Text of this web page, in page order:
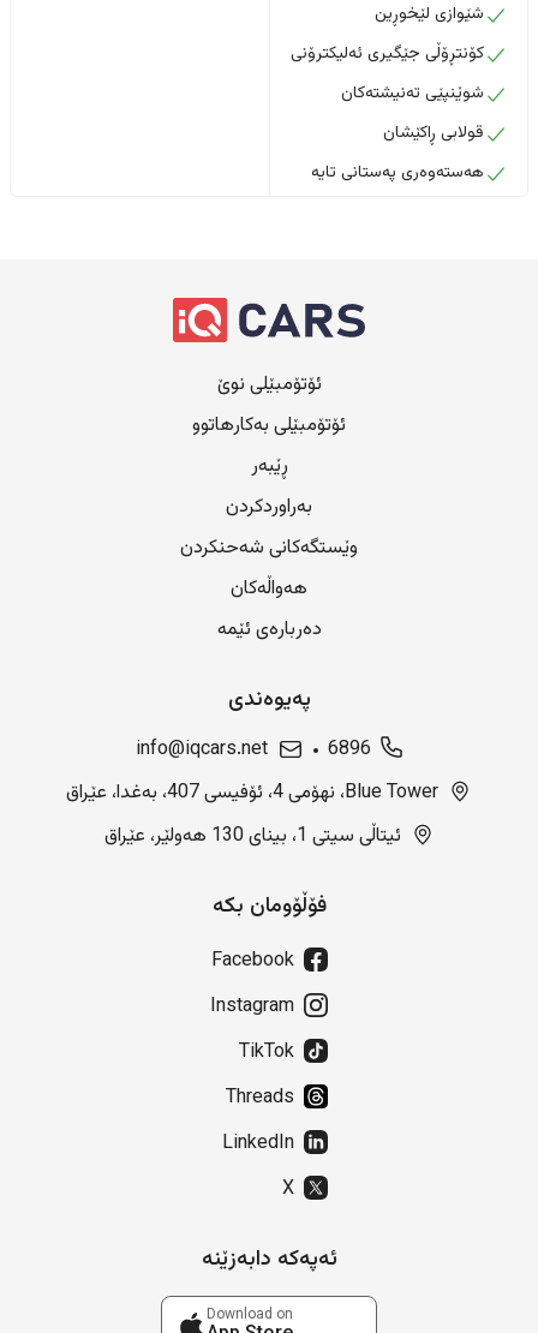
شێوازی لێخوڕین
کۆنتڕۆڵی جێگیری ئەلیکترۆنی
شوێنپێی تەنیشتەکان
قولابی ڕاکێشان
هەستەوەری پەستانی تایە
ئۆتۆمبێلی نوێ
ئۆتۆمبێلی بەکارهاتوو
ڕێبەر
بەراوردکردن
وێستگەکانی شەحنکردن
هەواڵەکان
دەربارەی ئێمە
پەیوەندی
6896
info@iqcars.net
Blue Tower، نهۆمی 4، ئۆفیسی 407، بەغدا، عێراق
ئیتاڵی سیتی 1، بینای 130 هەولێر، عێراق
فۆڵۆومان بکە
Facebook
Instagram
TikTok
Threads
LinkedIn
X
ئەپەکە دابەزێنە
Download on